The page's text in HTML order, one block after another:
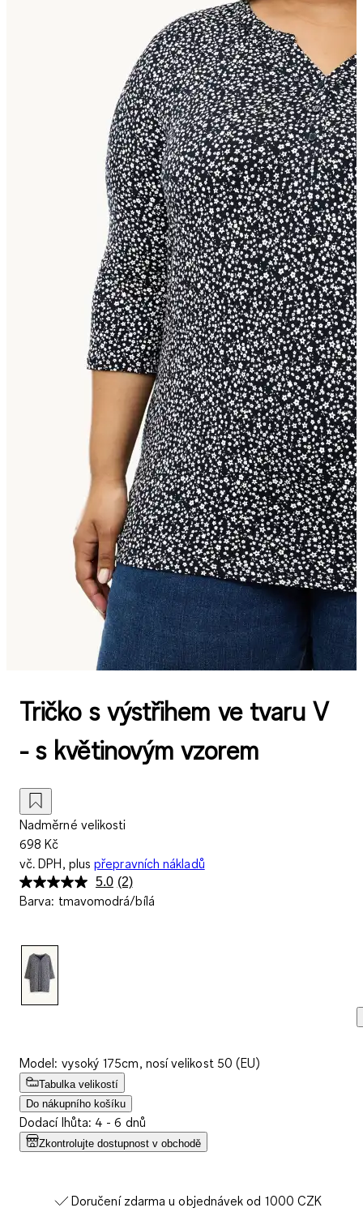
Tričko s výstřihem ve tvaru V
- s květinovým vzorem
Nadměrné velikosti
698 Kč
vč. DPH, plus přepravních nákladů
5.0 Přečtěte
si
(2)
Barva: tmavomodrá/bílá
Model: vysoký 175cm, nosí velikost 50 (EU)
Tabulka velikostí
Do nákupního košíku
Dodací lhůta: 4 - 6 dnů
Zkontrolujte dostupnost v obchodě
Doručení zdarma u objednávek od 1000 CZK